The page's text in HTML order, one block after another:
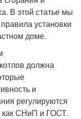
В этой статье мы
установки
доме.
должна
и
регулируются
как СНиП и ГОСТ.